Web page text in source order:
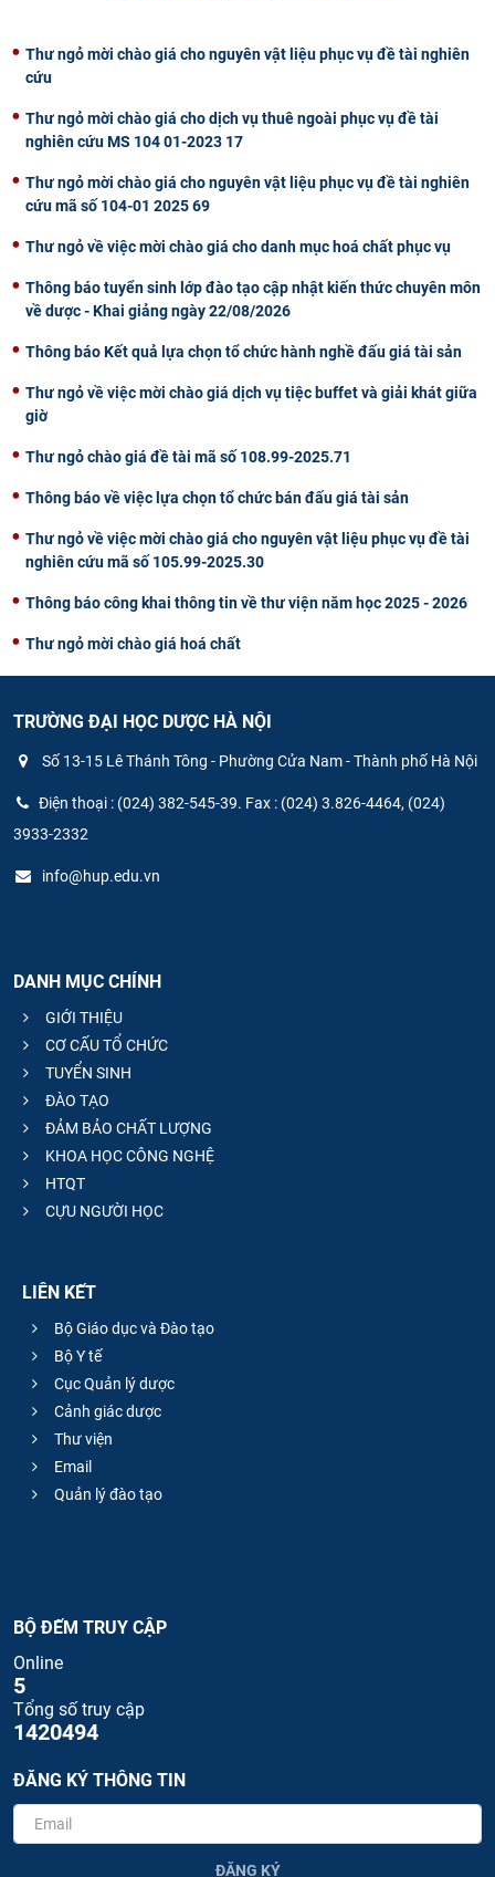
Thư ngỏ mời chào giá cho nguyên vật liệu phục vụ đề tài nghiên
cứu
Thư ngỏ mời chào giá cho dịch vụ thuê ngoài phục vụ đề tài
nghiên cứu MS 104 01-2023 17
Thư ngỏ mời chào giá cho nguyên vật liệu phục vụ đề tài nghiên
cứu mã số 104-01 2025 69
Thư ngỏ về việc mời chào giá cho danh mục hoá chất phục vụ
Thông báo tuyển sinh lớp đào tạo cập nhật kiến thức chuyên môn
về dược - Khai giảng ngày 22/08/2026
Thông báo Kết quả lựa chọn tổ chức hành nghề đấu giá tài sản
Thư ngỏ về việc mời chào giá dịch vụ tiệc buffet và giải khát giữa
giờ
Thư ngỏ chào giá đề tài mã số 108.99-2025.71
Thông báo về việc lựa chọn tổ chức bán đấu giá tài sản
Thư ngỏ về việc mời chào giá cho nguyên vật liệu phục vụ đề tài
nghiên cứu mã số 105.99-2025.30
Thông báo công khai thông tin về thư viện năm học 2025 - 2026
Thư ngỏ mời chào giá hoá chất
TRƯỜNG ĐẠI HỌC DƯỢC HÀ NỘI
Số 13-15 Lê Thánh Tông - Phường Cửa Nam - Thành phố Hà Nội
Điện thoại : (024) 382-545-39. Fax : (024) 3.826-4464, (024)
3933-2332
info@hup.edu.vn
DANH MỤC CHÍNH
GIỚI THIỆU
CƠ CẤU TỔ CHỨC
TUYỂN SINH
ĐÀO TẠO
ĐẢM BẢO CHẤT LƯỢNG
KHOA HỌC CÔNG NGHỆ
HTQT
CỰU NGƯỜI HỌC
LIÊN KẾT
Bộ Giáo dục và Đào tạo
Bộ Y tế
Cục Quản lý dược
Cảnh giác dược
Thư viện
Email
Quản lý đào tạo
BỘ ĐẾM TRUY CẬP
Online
5
Tổng số truy cập
1420494
ĐĂNG KÝ THÔNG TIN
ĐĂNG KÝ